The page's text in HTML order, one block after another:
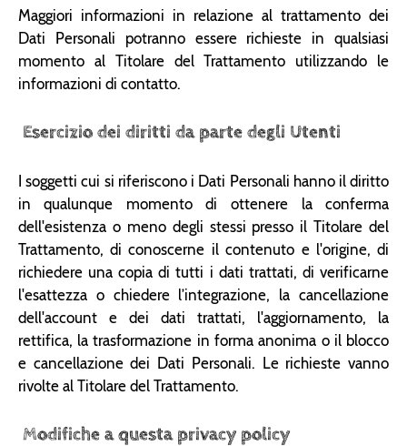
Maggiori informazioni in relazione al trattamento dei
Dati Personali potranno essere richieste in qualsiasi
momento al Titolare del Trattamento utilizzando le
informazioni di contatto.
Esercizio dei diritti da parte degli Utenti
I soggetti cui si riferiscono i Dati Personali hanno il diritto
in qualunque momento di ottenere la conferma
dell'esistenza o meno degli stessi presso il Titolare del
Trattamento, di conoscerne il contenuto e l'origine, di
richiedere una copia di tutti i dati trattati, di verificarne
l'esattezza o chiedere l’integrazione, la cancellazione
dell'account e dei dati trattati, l'aggiornamento, la
rettifica, la trasformazione in forma anonima o il blocco
e cancellazione dei Dati Personali. Le richieste vanno
rivolte al Titolare del Trattamento.
Modifiche a questa privacy policy